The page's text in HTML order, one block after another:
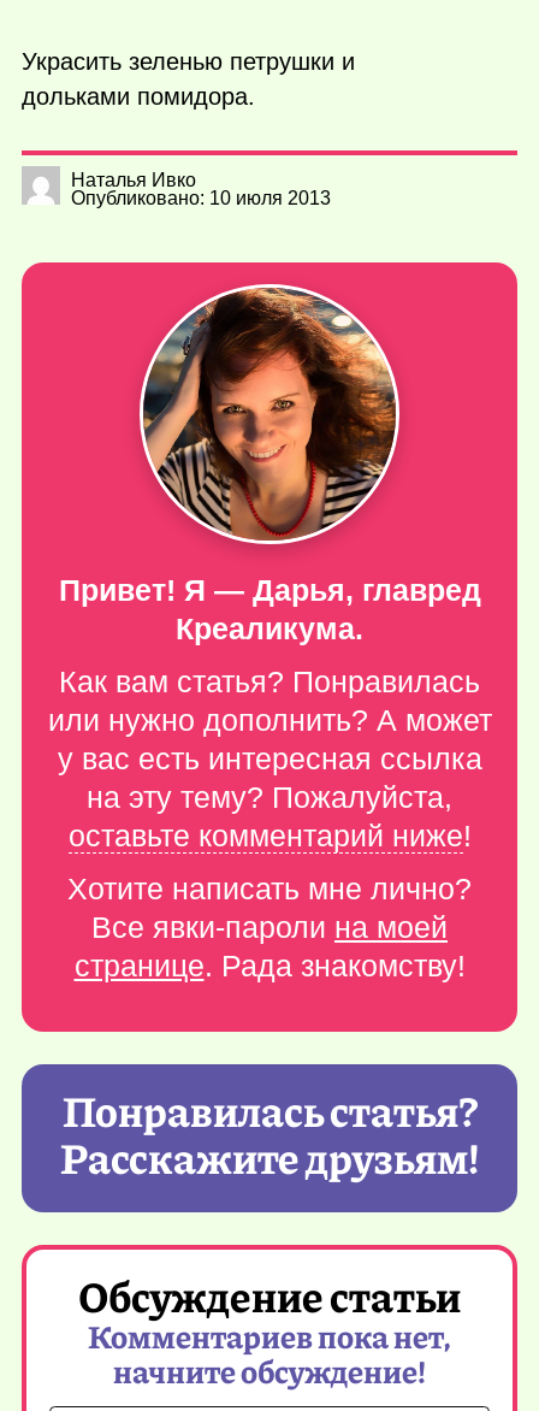
Украсить зеленью петрушки и
дольками помидора.
Наталья Ивко
Опубликовано: 10 июля 2013
Привет! Я — Дарья, главред
Креаликума.
Как вам статья? Понравилась
или нужно дополнить? А может
у вас есть интересная ссылка
на эту тему? Пожалуйста,
оставьте комментарий ниже!
Хотите написать мне лично?
Все явки-пароли на моей
странице. Рада знакомству!
Понравилась статья?
Расскажите друзьям!
Обсуждение статьи
Комментариев пока нет,
начните обсуждение!